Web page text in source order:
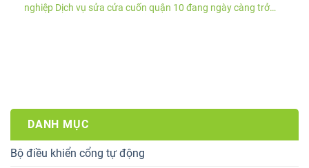
nghiệp Dịch vụ sửa cửa cuốn quận 10 đang ngày càng trở
DANH MỤC
Bộ điều khiển cổng tự động